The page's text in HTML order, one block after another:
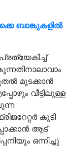
ബാങ്കുകളിൽ
മുടക്കാന്‍
വീട്ടിലുള്ള
കൂടി
ആട്
ഒന്നിച്ചു